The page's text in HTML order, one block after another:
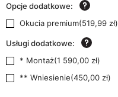
Opcje dodatkowe:
Okucia premium(519,99 zł)
Usługi dodatkowe:
* Montaż(1 590,00 zł)
** Wniesienie(450,00 zł)